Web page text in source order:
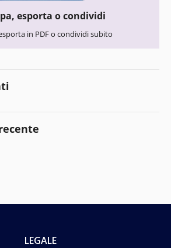
esporta o condividi
in PDF o condividi subito
LEGALE